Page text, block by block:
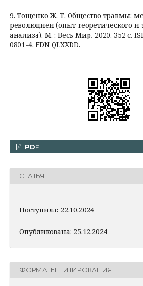
9. Тощенко Ж. Т. Общество травмы:
революцией (опыт теоретического и
анализа). М. : Весь Мир, 2020. 352 с.
0801-4. EDN QLXXDD.
PDF
СТАТЬЯ
Поступила: 22.10.2024
Опубликована: 25.12.2024
ФОРМАТЫ ЦИТИРОВАНИЯ